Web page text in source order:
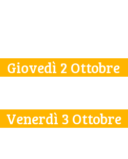
Giovedì 2 Ottobre
Venerdì 3 Ottobre